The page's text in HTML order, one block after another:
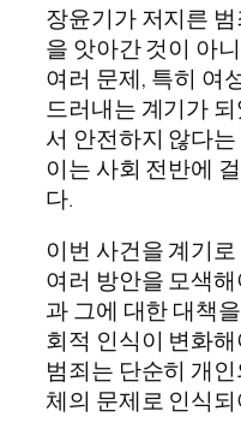
장윤기가 저지른
을 앗아간 것이 아
여러 문제, 특히 여
드러내는 계기가
서 안전하지 않다
이는 사회 전반에
다.
이번 사건을 계기
여러 방안을 모색
과 그에 대한 대책
회적 인식이 변화
범죄는 단순히 개
체의 문제로 인식